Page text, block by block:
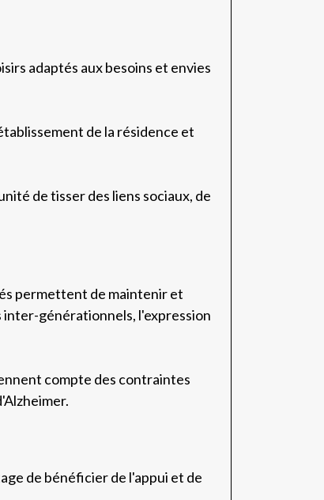
adaptés aux besoins et envies
de la résidence et
de tisser des liens sociaux, de
permettent de maintenir et
inter-générationnels, l'expression
compte des contraintes
de bénéficier de l'appui et de